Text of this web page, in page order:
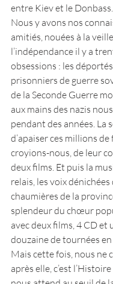
entre Kiev et le Donbass.
Nous y avons nos
amitiés, nouées à la
l’indépendance il y a
obsessions : les
prisonniers de guerre
de la Seconde Guerre
aux mains des nazis
pendant des années. La
d’apaiser ces millions
croyions-nous, de leur
deux films. Et puis la
relais, les voix dénichées
chaumières de la
splendeur du chœur
avec deux films, 4 CD et
douzaine de tournées en
Mais cette fois, nous ne
après elle, c’est